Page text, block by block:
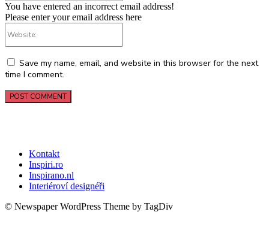
You have entered an incorrect email address!
Please enter your email address here
Save my name, email, and website in this browser for the next
time I comment.
Kontakt
Inspiri.ro
Inspirano.nl
Interiéroví designéři
© Newspaper WordPress Theme by TagDiv